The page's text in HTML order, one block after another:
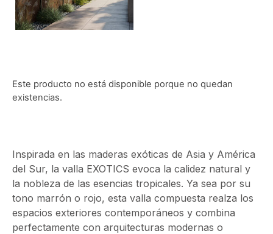
Este producto no está disponible porque no quedan
existencias.
Inspirada en las maderas exóticas de Asia y América
del Sur, la valla EXOTICS evoca la calidez natural y
la nobleza de las esencias tropicales. Ya sea por su
tono marrón o rojo, esta valla compuesta realza los
espacios exteriores contemporáneos y combina
perfectamente con arquitecturas modernas o